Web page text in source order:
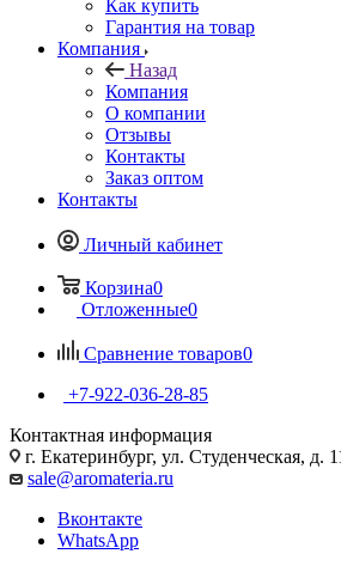
Как купить
Гарантия на товар
Компания
Назад
Компания
О компании
Отзывы
Контакты
Заказ оптом
Контакты
Личный кабинет
Корзина0
Отложенные0
Сравнение товаров0
+7-922-036-28-85
Контактная информация
г. Екатеринбург, ул. Студенческая, д.
sale@aromateria.ru
Вконтакте
WhatsApp